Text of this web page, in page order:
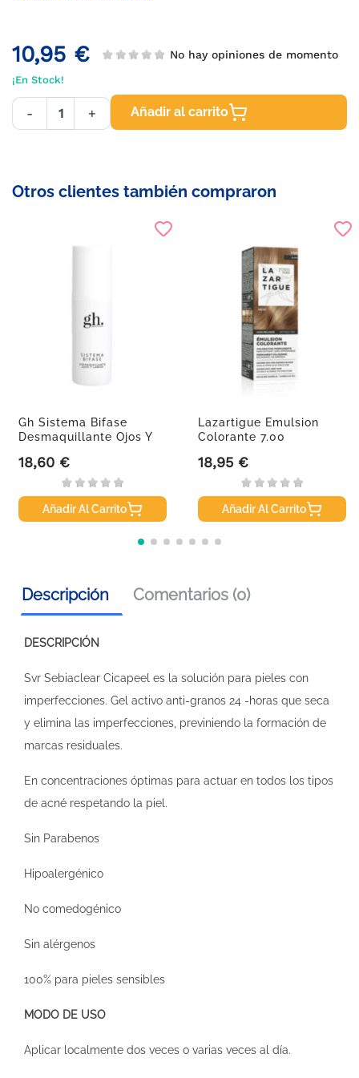
10,95 € No hay opiniones de momento
¡En Stock!
- + Añadir al carrito
Otros clientes también compraron
Gh Sistema Bifase
Desmaquillante Ojos Y
Precio
18,60 €
Añadir Al Carrito
Lazartigue Emulsion
Colorante 7.00
Precio
18,95 €
Añadir Al Carrito
Descripción Comentarios (0)
DESCRIPCIÓN
Svr Sebiaclear Cicapeel es la solución para pieles con
imperfecciones. Gel activo anti-granos 24 -horas que seca
y elimina las imperfecciones, previniendo la formación de
marcas residuales.
En concentraciones óptimas para actuar en todos los tipos
de acné respetando la piel.
Sin Parabenos
Hipoalergénico
No comedogénico
Sin alérgenos
100% para pieles sensibles
MODO DE USO
Aplicar localmente dos veces o varias veces al día.